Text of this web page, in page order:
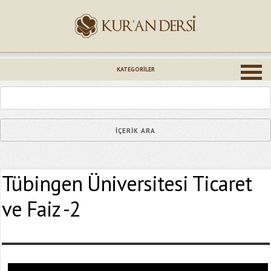
KATEGORILER
Tübingen Üniversitesi Ticaret
ve Faiz -2
Epostanız (*)
Yaşadığınız Hatanın Ayrıntıları